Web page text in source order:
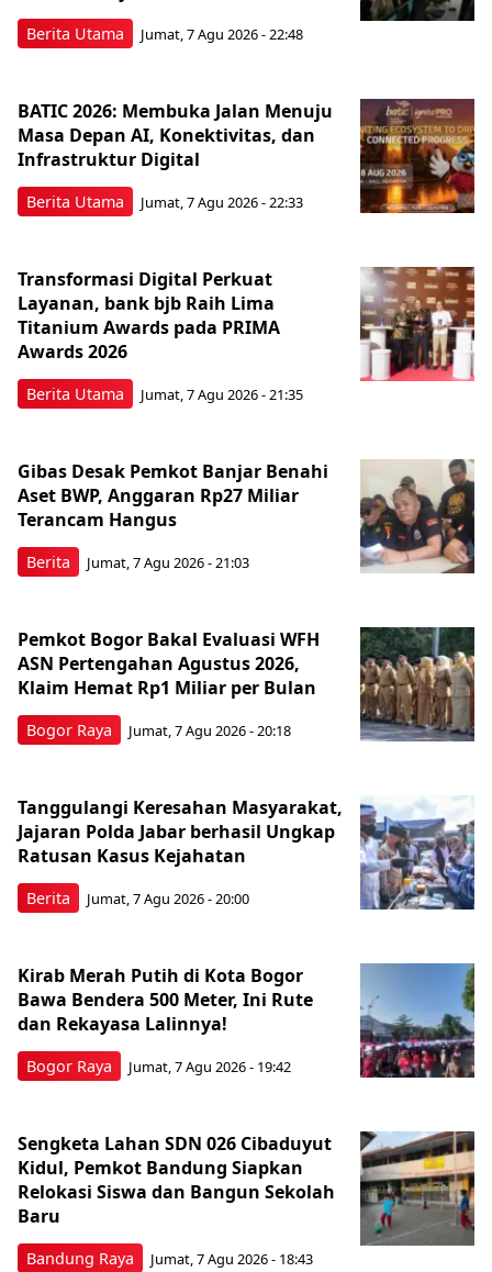
Berita Utama Jumat, 7 Agu 2026 - 22:48
Berita Utama
BATIC 2026: Membuka Jalan Menuju
Masa Depan AI, Konektivitas, dan
Infrastruktur Digital
Jumat, 7 Agu 2026 - 22:33
Berita Utama
Transformasi Digital Perkuat
Layanan, bank bjb Raih Lima
Titanium Awards pada PRIMA
Awards 2026
Jumat, 7 Agu 2026 - 21:35
Berita
Gibas Desak Pemkot Banjar Benahi
Aset BWP, Anggaran Rp27 Miliar
Terancam Hangus
Jumat, 7 Agu 2026 - 21:03
Bogor Raya
Pemkot Bogor Bakal Evaluasi WFH
ASN Pertengahan Agustus 2026,
Klaim Hemat Rp1 Miliar per Bulan
Jumat, 7 Agu 2026 - 20:18
Berita
Tanggulangi Keresahan Masyarakat,
Jajaran Polda Jabar berhasil Ungkap
Ratusan Kasus Kejahatan
Jumat, 7 Agu 2026 - 20:00
Bogor Raya
Kirab Merah Putih di Kota Bogor
Bawa Bendera 500 Meter, Ini Rute
dan Rekayasa Lalinnya!
Jumat, 7 Agu 2026 - 19:42
Bandung Raya
Sengketa Lahan SDN 026 Cibaduyut
Kidul, Pemkot Bandung Siapkan
Relokasi Siswa dan Bangun Sekolah
Baru
Jumat, 7 Agu 2026 - 18:43